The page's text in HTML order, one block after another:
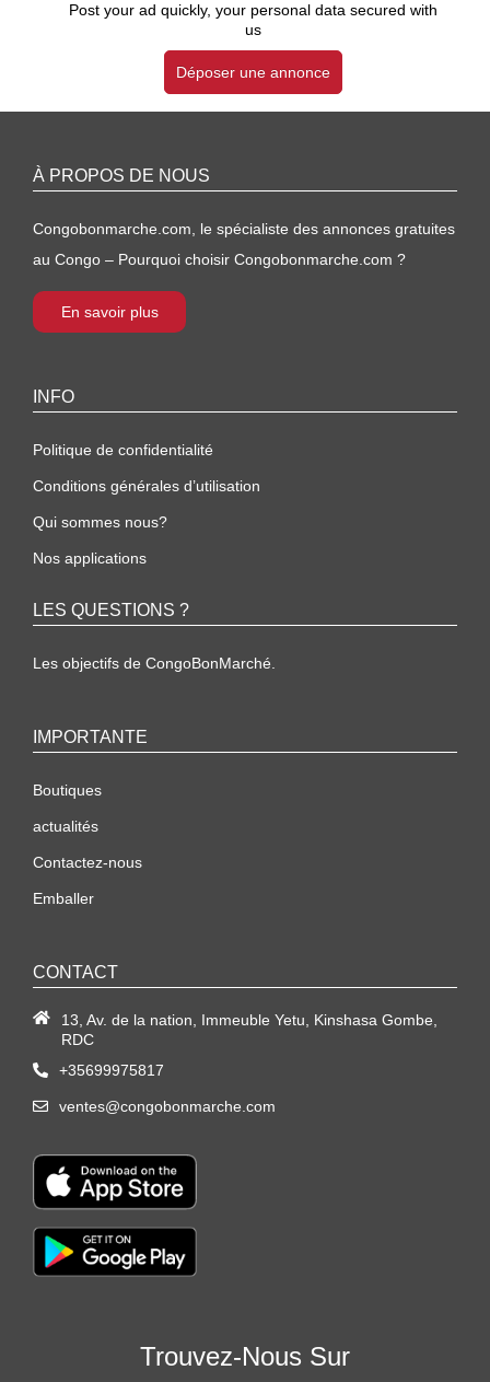
Post your ad quickly, your personal data secured with
us
Déposer une annonce
À PROPOS DE NOUS
Congobonmarche.com, le spécialiste des annonces gratuites
au Congo – Pourquoi choisir Congobonmarche.com ?
En savoir plus
INFO
Politique de confidentialité
Conditions générales d’utilisation
Qui sommes nous?
Nos applications
LES QUESTIONS ?
Les objectifs de CongoBonMarché.
IMPORTANTE
Boutiques
actualités
Contactez-nous
Emballer
CONTACT
13, Av. de la nation, Immeuble Yetu, Kinshasa Gombe,
RDC
+35699975817
ventes@congobonmarche.com
Trouvez-Nous Sur